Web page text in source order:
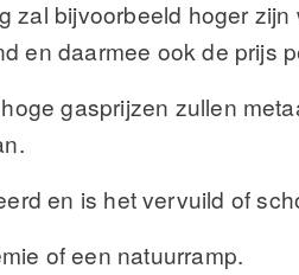
zal bijvoorbeeld hoger
en daarmee ook de prijs
gasprijzen zullen
en is het vervuild of
of een natuurramp.